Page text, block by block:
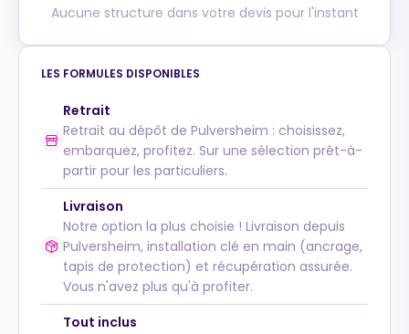
Aucune structure dans votre devis pour l'instant
LES FORMULES DISPONIBLES
Retrait
Retrait au dépôt de Pulversheim : choisissez,
embarquez, profitez. Sur une sélection prêt-à-
partir pour les particuliers.
Livraison
Notre option la plus choisie ! Livraison depuis
Pulversheim, installation clé en main (ancrage,
tapis de protection) et récupération assurée.
Vous n'avez plus qu'à profiter.
Tout inclus